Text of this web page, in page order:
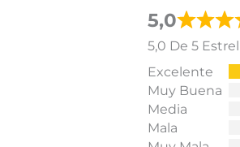
5,0
5,0 De 5
Excelente
Muy Buena
Media
Mala